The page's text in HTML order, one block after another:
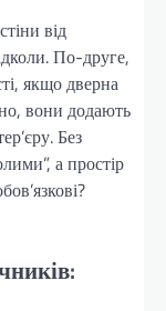
від
По-друге,
якщо дверна
вони додають
Без
а простір